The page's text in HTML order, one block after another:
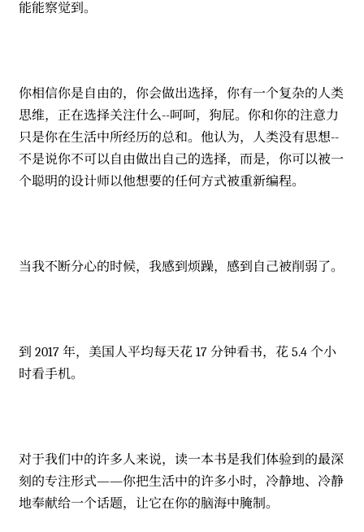
能能察觉到。
你相信你是自由的，你会做出选择，你有一个复杂的人类
思维，正在选择关注什么--呵呵，狗屁。你和你的注意力
只是你在生活中所经历的总和。他认为，人类没有思想--
不是说你不可以自由做出自己的选择，而是，你可以被一
个聪明的设计师以他想要的任何方式被重新编程。
当我不断分心的时候，我感到烦躁，感到自己被削弱了。
到 2017 年，美国人平均每天花 17 分钟看书，花 5.4 个小
时看手机。
对于我们中的许多人来说，读一本书是我们体验到的最深
刻的专注形式——你把生活中的许多小时，冷静地、冷静
地奉献给一个话题，让它在你的脑海中腌制。